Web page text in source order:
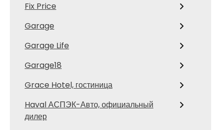
Fix Price
Garage
Garage Life
Garage18
Grace Hotel, гостиница
Haval АСПЭК-Авто, официальный
дилер